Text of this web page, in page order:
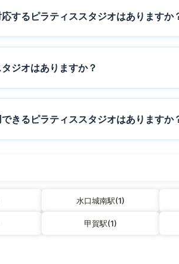
するピラティススタジオはありますか
ジオはありますか？
きるピラティススタジオはありますか
水口城南駅(1)
甲賀駅(1)